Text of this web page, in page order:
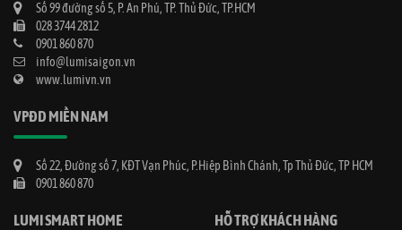
Số 99 đường số 5, P. An Phú, TP. Thủ Đức, TP.HCM
028 3744 2812
0901 860 870
info@lumisaigon.vn
www.lumivn.vn
VPĐD MIỀN NAM
Số 22, Đường số 7, KĐT Vạn Phúc, P.Hiệp Bình Chánh, Tp Thủ Đức, TP HCM
0901 860 870
LUMI SMART HOME HỖ TRỢ KHÁCH HÀNG